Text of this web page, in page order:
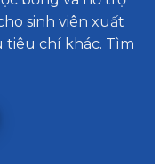
sinh viên xuất
tiêu chí khác. Tìm